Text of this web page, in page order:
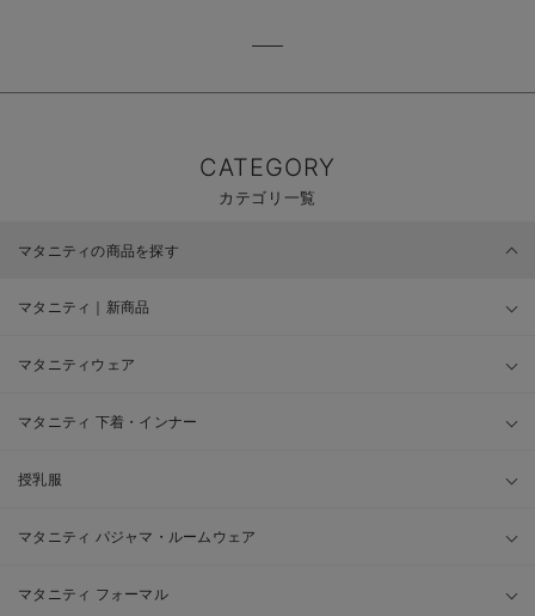
CATEGORY
カテゴリ一覧
マタニティの商品を探す
マタニティ｜新商品
マタニティウェア
マタニティ 下着・インナー
授乳服
マタニティ パジャマ・ルームウェア
マタニティ フォーマル